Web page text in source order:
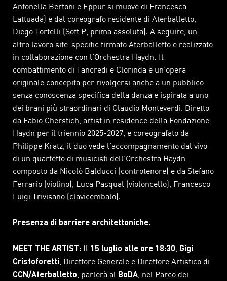
Antonella Bertoni e Eppur si muove di Francesca
Lattuada) e dal coreografo residente di Aterballetto,
Diego Tortelli (Soft P, prima assoluta). A seguire, un
altro lavoro site-specific firmato Aterballetto e realizzato
in collaborazione con l’Orchestra Haydn: Il
combattimento di Tancredi e Clorinda è un’opera
originale concepita per rivolgersi anche a un pubblico
senza conoscenza specifica della danza e ispirata a uno
dei brani più straordinari di Claudio Monteverdi. Diretto
da Fabio Cherstich, artist in residence della Fondazione
Haydn per il triennio 2025-2027, e coreografato da
Philippe Kratz, il duo vede l’accompagnamento dal vivo
di un quartetto di musicisti dell’Orchestra Haydn
composto da Nicolò Balducci (controtenore) e da Stefano
Ferrario (violino), Luca Pasqual (violoncello), Francesco
Luigi Trivisano (clavicembalo).
Presenza di barriere architettoniche.
MEET THE ARTIST: Il 15 luglio alle ore 18:30 Gigi
Cristoforetti , Direttore Generale e Direttore Artistico di
CCN/Aterballetto , parlerà al BoDA , nel Parco dei